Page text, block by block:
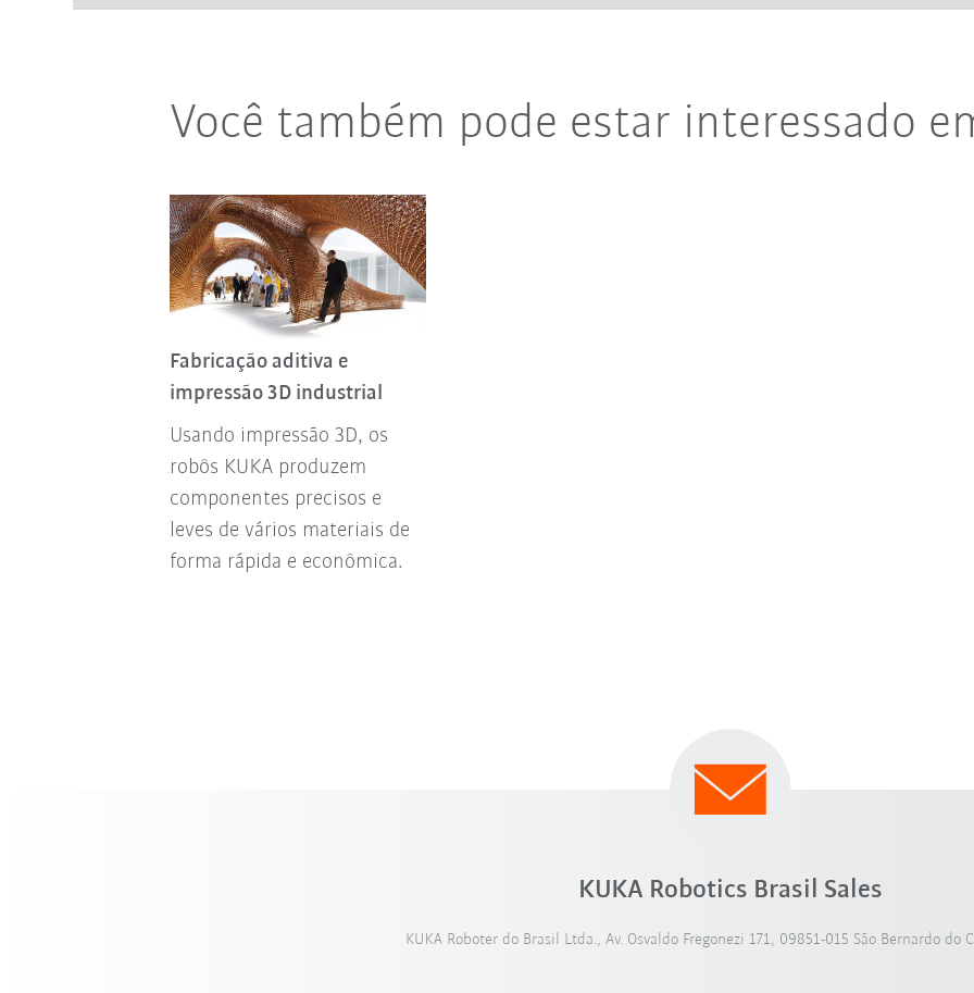
Você também pode estar interessado
Fabricação aditiva e
impressão 3D industrial
Usando impressão 3D, os
robôs KUKA produzem
componentes precisos e
leves de vários materiais de
forma rápida e econômica.
KUKA Robotics Brasil Sales
KUKA Roboter do Brasil Ltda., Av. Osvaldo Fregonezi 171, 09851-015 São Bernardo do